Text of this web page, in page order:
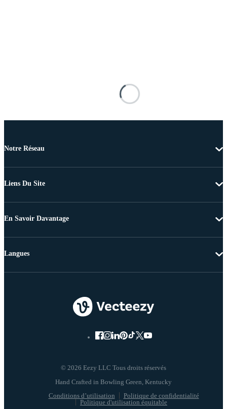
Notre Réseau
Liens Du Site
En Savoir Davantage
© 2026 Eezy LLC Tous droits réservés
Conditions d’utilisation
Politique de confidentialité
Politique d'utilisation équitable
Langues